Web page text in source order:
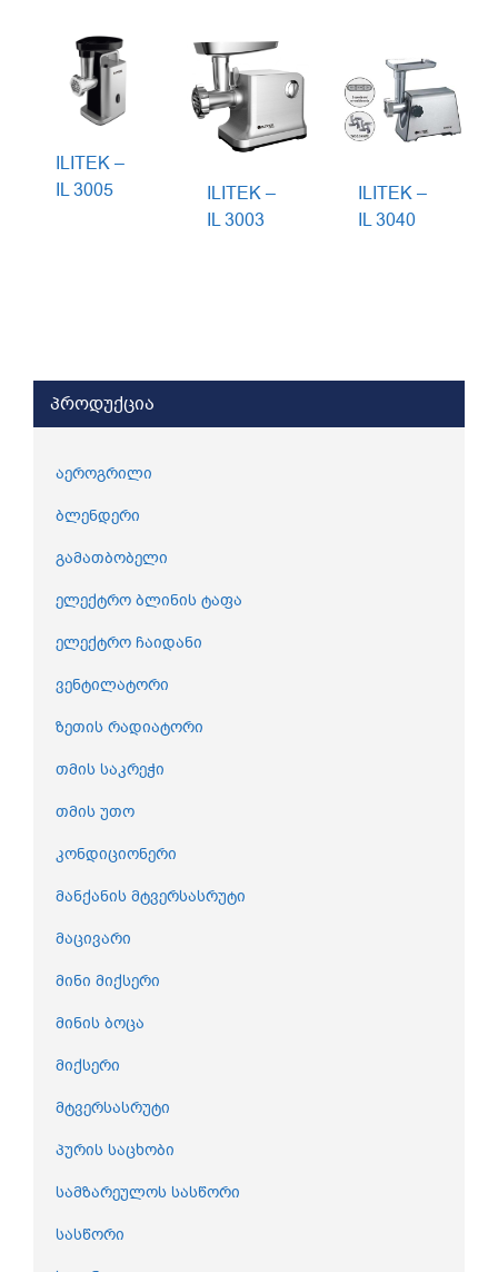
ILITEK –
IL 3005
ILITEK –
IL 3003
ILITEK –
IL 3040
პროდუქცია
აეროგრილი
ბლენდერი
გამათბობელი
ელექტრო ბლინის ტაფა
ელექტრო ჩაიდანი
ვენტილატორი
ზეთის რადიატორი
თმის საკრეჭი
თმის უთო
კონდიციონერი
მანქანის მტვერსასრუტი
მაცივარი
მინი მიქსერი
მინის ბოცა
მიქსერი
მტვერსასრუტი
პურის საცხობი
სამზარეულოს სასწორი
სასწორი